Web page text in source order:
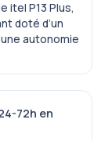
itel P13 Plus,
doté d’un
autonomie
72h en